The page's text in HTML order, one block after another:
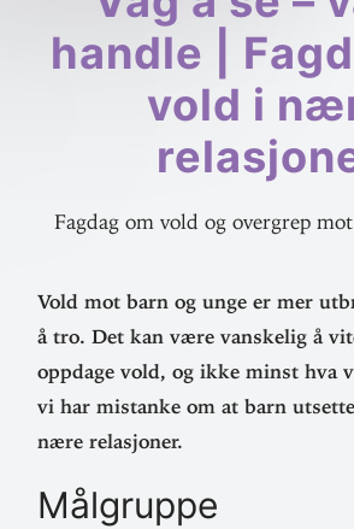
handle |
vold i
Fagdag om vold og overgrep
Vold mot barn og unge er mer
å tro. Det kan være vans­kelig å
oppdage vold, og ikke minst hva
vi har mis­tanke om at barn
nære relasjoner.
Mål­gruppe